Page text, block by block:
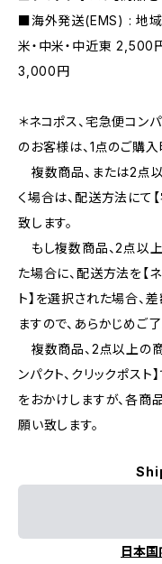
■海外発送(EMS) : 地域
米・中米・中近東 2,500
3,000円
＊ネコポス、宅急便コン
のお客様は、1点のご購
複数商品、または2点
く場合は、配送方法にて
致します。
もし複数商品、2点以
た場合に、配送方法を【
ト】を選択された場合、
ますので、あらかじめご
複数商品、2点以上の
ンパクト、クリックポス
をおかけしますが、各商
願い致します。
日本